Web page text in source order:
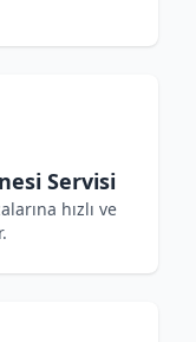
Servisi
hızlı ve